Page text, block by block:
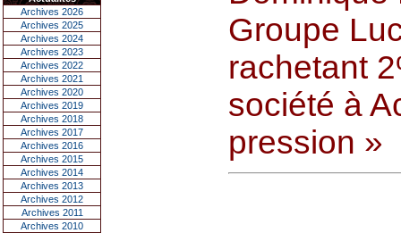
Archives 2026
Archives 2025
Archives 2024
Archives 2023
Archives 2022
Archives 2021
Archives 2020
Archives 2019
Archives 2018
Archives 2017
Archives 2016
Archives 2015
Archives 2014
Archives 2013
Archives 2012
Archives 2011
Archives 2010
Groupe
rachetant
société à
pression »